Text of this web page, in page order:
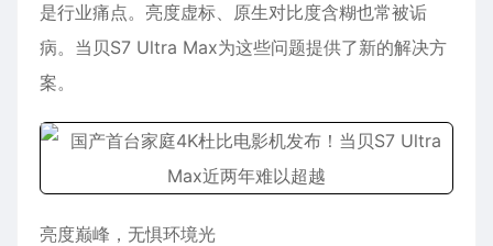
是行业痛点。亮度虚标、原生对比度含糊也常被诟
病。当贝S7 Ultra Max为这些问题提供了新的解决方
案。
亮度巅峰，无惧环境光